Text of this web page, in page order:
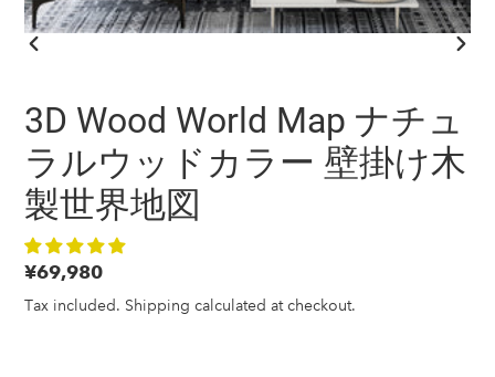
3D Wood World Map ナチュ
ラルウッドカラー 壁掛け木
製世界地図
Regular
price
¥69,980
Tax included. Shipping calculated at checkout.